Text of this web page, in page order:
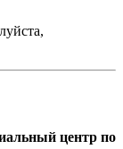
центр по